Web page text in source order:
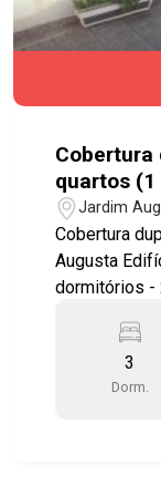
gasolina,
de acesso à
Piscina,
shop, Salão
Cobertura
quartos (1
Jardim
Jardim
Cobertura
Augusta Edifício Paris - Com 146,14m² - 3
dormitórios - 2
Apartamento com: - 3
cozinha -
sala TV -
3
Dorm.